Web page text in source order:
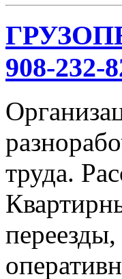
908-232-
труда.